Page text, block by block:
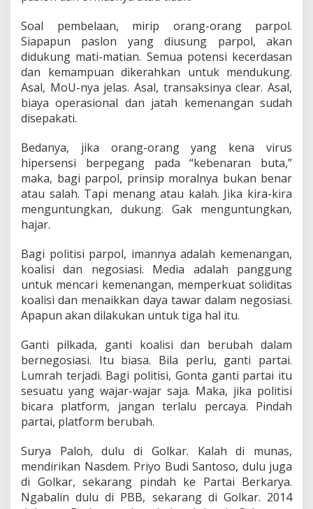
Soal pembelaan, mirip orang-orang parpol.
Siapapun paslon yang diusung parpol, akan
didukung mati-matian. Semua potensi kecerdasan
dan kemampuan dikerahkan untuk mendukung.
Asal, MoU-nya jelas. Asal, transaksinya clear. Asal,
biaya operasional dan jatah kemenangan sudah
disepakati.
Bedanya, jika orang-orang yang kena virus
hipersensi berpegang pada “kebenaran buta,”
maka, bagi parpol, prinsip moralnya bukan benar
atau salah. Tapi menang atau kalah. Jika kira-kira
menguntungkan, dukung. Gak menguntungkan,
hajar.
Bagi politisi parpol, imannya adalah kemenangan,
koalisi dan negosiasi. Media adalah panggung
untuk mencari kemenangan, memperkuat soliditas
koalisi dan menaikkan daya tawar dalam negosiasi.
Apapun akan dilakukan untuk tiga hal itu.
Ganti pilkada, ganti koalisi dan berubah dalam
bernegosiasi. Itu biasa. Bila perlu, ganti partai.
Lumrah terjadi. Bagi politisi, Gonta ganti partai itu
sesuatu yang wajar-wajar saja. Maka, jika politisi
bicara platform, jangan terlalu percaya. Pindah
partai, platform berubah.
Surya Paloh, dulu di Golkar. Kalah di munas,
mendirikan Nasdem. Priyo Budi Santoso, dulu juga
di Golkar, sekarang pindah ke Partai Berkarya.
Ngabalin dulu di PBB, sekarang di Golkar. 2014